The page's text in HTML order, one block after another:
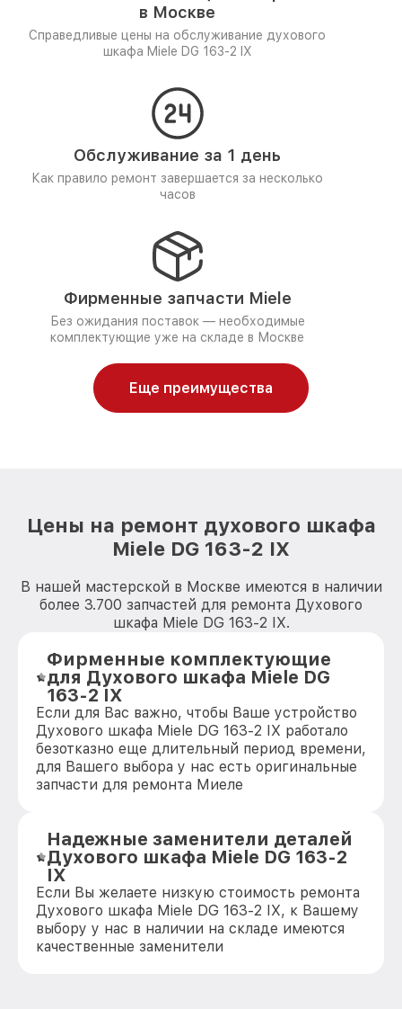
в Москве
Справедливые цены на обслуживание духового
шкафа Miele DG 163-2 IX
Обслуживание за 1 день
Как правило ремонт завершается за несколько
часов
Фирменные запчасти Miele
Без ожидания поставок — необходимые
комплектующие уже на складе в Москве
Еще преимущества
Цены на ремонт духового шкафа
Miele DG 163-2 IX
В нашей мастерской в Москве имеются в наличии
более 3.700 запчастей для ремонта Духового
шкафа Miele DG 163-2 IX.
Фирменные комплектующие
для Духового шкафа Miele DG
163-2 IX
Если для Вас важно, чтобы Ваше устройство
Духового шкафа Miele DG 163-2 IX работало
безотказно еще длительный период времени,
для Вашего выбора у нас есть оригинальные
запчасти для ремонта Миеле
Надежные заменители деталей
Духового шкафа Miele DG 163-2
IX
Если Вы желаете низкую стоимость ремонта
Духового шкафа Miele DG 163-2 IX, к Вашему
выбору у нас в наличии на складе имеются
качественные заменители